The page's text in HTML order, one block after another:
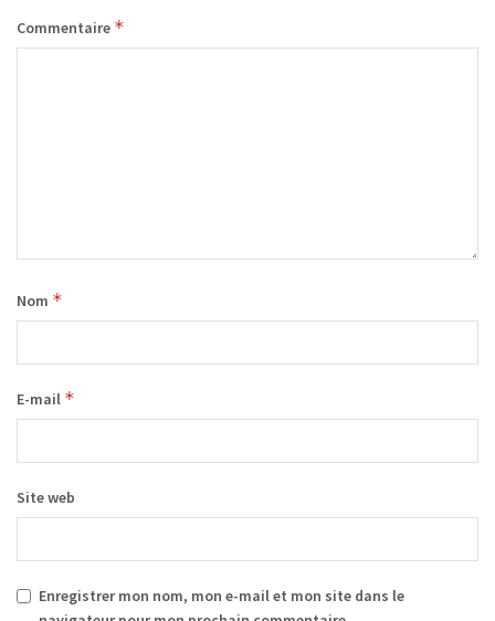
Commentaire *
Nom *
E-mail *
Site web
Enregistrer mon nom, mon e-mail et mon site dans le